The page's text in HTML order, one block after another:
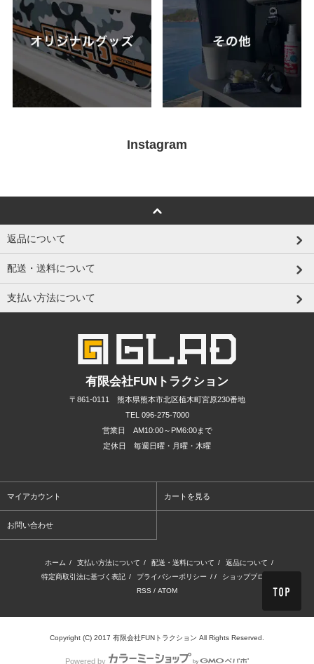
Instagram
返品について
配送・送料について
支払い方法について
有限会社FUNトラクション
〒861-0111 熊本県熊本市北区植木町宮原230番地
TEL 096-275-7000
営業日 AM10:00～PM6:00まで
定休日 毎週日曜・月曜・木曜
マイアカウント カートを見る
お問い合わせ
ホーム / 支払い方法について / 配送・送料について / 返品について /
特定商取引法に基づく表記 / プライバシーポリシー / / ショップブログ
RSS / ATOM
Copyright (C) 2017 有限会社FUNトラクション All Rights Reserved.
Powered by